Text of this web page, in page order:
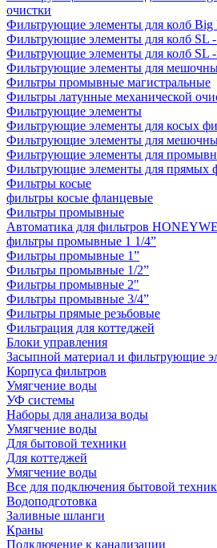
очистки
Фильтрующие элементы для колб Big
Фильтрующие элементы для колб SL -
Фильтрующие элементы для колб SL -
Фильтрующие элементы для
Фильтры промывные магистральные
Фильтры латунные механической
Фильтрующие элементы
Фильтрующие элементы для косых
Фильтрующие элементы для
Фильтрующие элементы для
Фильтрующие элементы для прямых
Фильтры косые
фильтры косые фланцевые
Фильтры промывные
Автоматика для фильтров
фильтры промывные 1 1/4”
Фильтры промывные 1”
Фильтры промывные 1/2”
Фильтры промывные 2"
Фильтры промывные 3/4”
Фильтры прямые резьбовые
Фильтрация для коттеджей
Блоки управления
Засыпной материал и фильтрующие
Корпуса фильтров
Умягчение воды
УФ системы
Наборы для анализа воды
Умягчение воды
Для бытовой техники
Для коттеджей
Умягчение воды
Все для подключения бытовой
Водоподготовка
Заливные шланги
Краны
Подключение к канализации